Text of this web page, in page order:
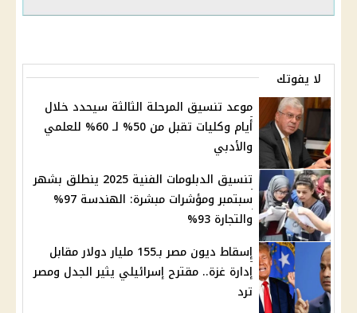
لا يفوتك
موعد تنسيق المرحلة الثالثة سيحدد خلال
أيام وكليات تقبل من 50% لـ 60% للعلمي
والأدبي
تنسيق الدبلومات الفنية 2025 ينطلق بشهر
سبتمبر ومؤشرات مبشرة: الهندسة 97%
والتجارة 93%
إسقاط ديون مصر بـ155 مليار دولار مقابل
إدارة غزة.. مقترح إسرائيلي يثير الجدل ومصر
ترد